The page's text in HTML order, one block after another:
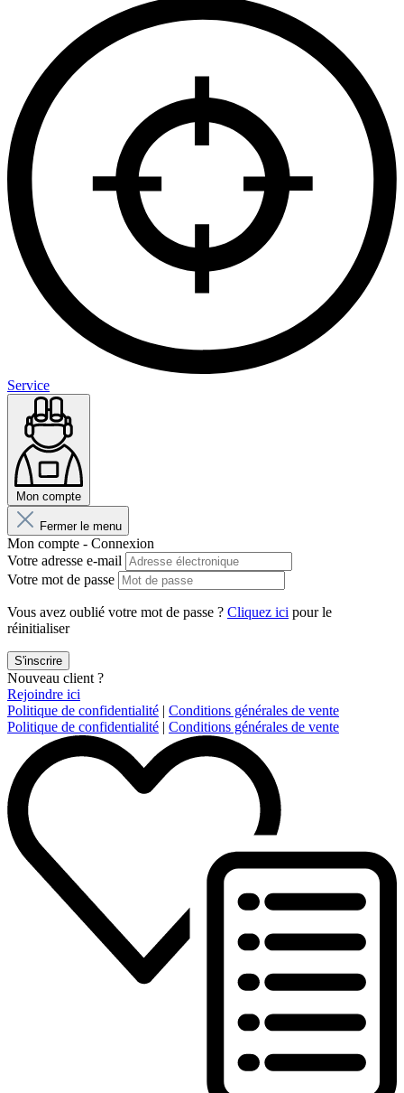
Service
Mon compte
Fermer le menu
Mon compte - Connexion
Votre adresse e-mail
Votre mot de passe
Vous avez oublié votre mot de passe ? Cliquez ici pour le
réinitialiser
S'inscrire
Nouveau client ?
Rejoindre ici
Politique de confidentialité | Conditions générales de vente
Politique de confidentialité | Conditions générales de vente